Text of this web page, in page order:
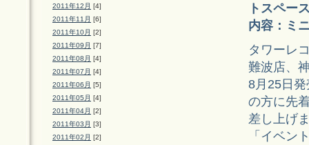
2011年12月 [4]
2011年11月 [6]
2011年10月 [2]
2011年09月 [7]
2011年08月 [4]
2011年07月 [4]
2011年06月 [5]
2011年05月 [4]
2011年04月 [2]
2011年03月 [3]
2011年02月 [2]
トスペー
内容：ミ
タワーレ
難波店、
8月25日
の方に先
差し上げ
「イベン